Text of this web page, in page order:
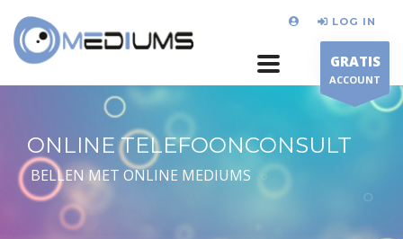
LOG IN
GRATIS
ACCOUNT
ONLINE TELEFOONCONSULT
BELLEN MET ONLINE MEDIUMS